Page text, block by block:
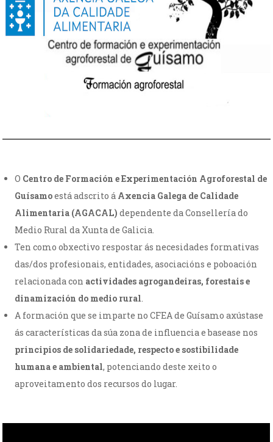
O Centro de Formación e Experimentación Agroforestal de
Guísamoestá adscrito á Axencia Galega de Calidade
Alimentaria (AGACAL) dependente da Consellería do
Medio Rural da Xunta de Galicia.
Ten como obxectivo respostar ás necesidades formativas
das/dos profesionais, entidades, asociacións e poboación
relacionada con actividades agrogandeiras, forestais e
dinamización do medio rural.
A formación que se imparte no CFEA de Guísamo axústase
ás características da súa zona de influencia e basease nos
principios de solidariedade, respecto e sostibilidade
humana e ambiental, potenciando deste xeito o
aproveitamento dos recursos do lugar.